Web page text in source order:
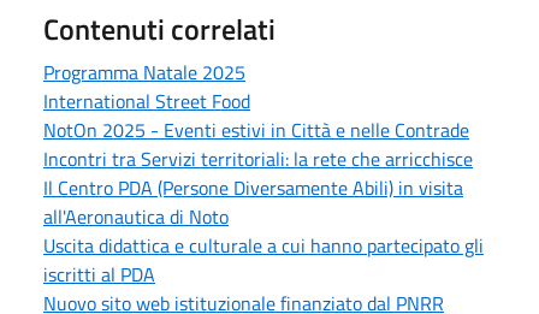
Contenuti correlati
Programma Natale 2025
International Street Food
NotOn 2025 - Eventi estivi in Città e nelle Contrade
Incontri tra Servizi territoriali: la rete che arricchisce
Il Centro PDA (Persone Diversamente Abili) in visita
all'Aeronautica di Noto
Uscita didattica e culturale a cui hanno partecipato gli
iscritti al PDA
Nuovo sito web istituzionale finanziato dal PNRR